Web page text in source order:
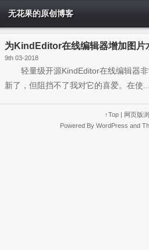
无花果的原创博客
为KindEditor在线编辑器增加图片
9th 03-2018
轻量级开源KindEditor在线编辑器非
新了，但阻挡不了我对它的喜爱。在使...
↑Top | 网页版
Powered By WordPress and